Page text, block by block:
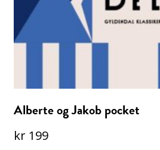
Alberte og Jakob pocket
kr 199